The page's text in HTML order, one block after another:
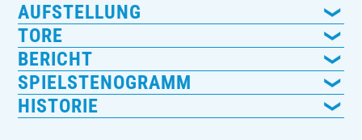
AUFSTELLUNG
TORE
BERICHT
SPIELSTENOGRAMM
HISTORIE